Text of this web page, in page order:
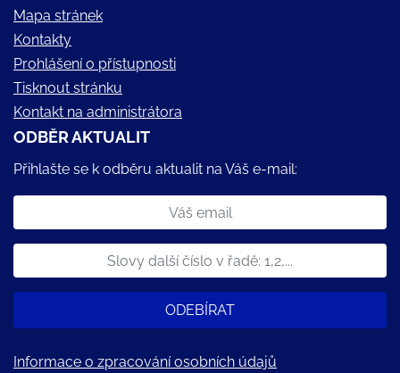
Mapa stránek
Kontakty
Prohlášení o přístupnosti
Tisknout stránku
Kontakt na administrátora
ODBĚR AKTUALIT
Přihlašte se k odběru aktualit na Váš e-mail:
ODEBÍRAT
Informace o zpracování osobních údajů